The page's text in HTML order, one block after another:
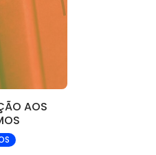
AOS